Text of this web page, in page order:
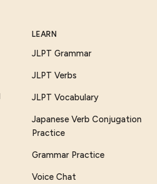
LEARN
JLPT Grammar
JLPT Verbs
JLPT Vocabulary
Japanese Verb Conjugation
Practice
Grammar Practice
Voice Chat